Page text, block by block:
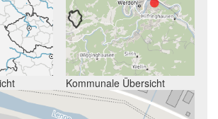
Kommunale Übersicht